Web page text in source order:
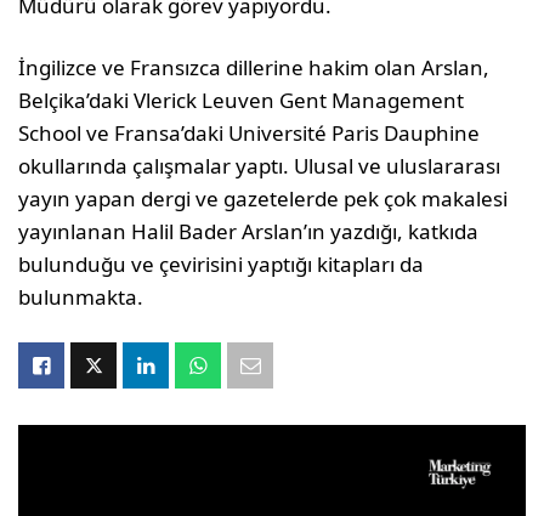
Müdürü olarak görev yapıyordu.
İngilizce ve Fransızca dillerine hakim olan Arslan,
Belçika’daki Vlerick Leuven Gent Management
School ve Fransa’daki Université Paris Dauphine
okullarında çalışmalar yaptı. Ulusal ve uluslararası
yayın yapan dergi ve gazetelerde pek çok makalesi
yayınlanan Halil Bader Arslan’ın yazdığı, katkıda
bulunduğu ve çevirisini yaptığı kitapları da
bulunmakta.